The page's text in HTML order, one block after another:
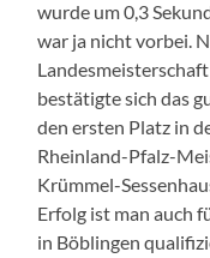
wurde um 0,3
war ja nicht vorbei.
bestätigte sich das
den ersten Platz in
Rheinland-Pfalz-
Krümmel-
Erfolg ist man auch
in Böblingen